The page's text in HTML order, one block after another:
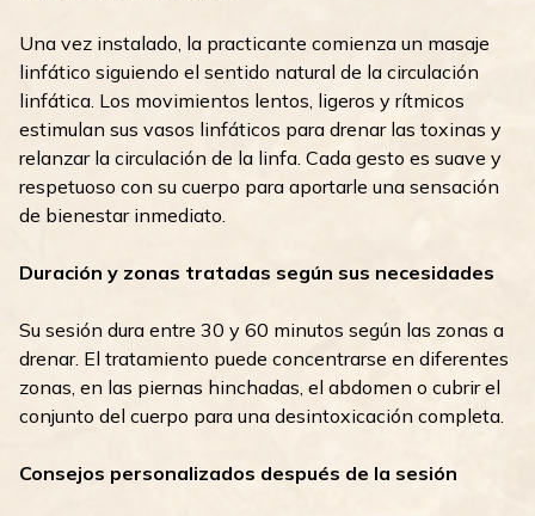
Una vez instalado, la practicante comienza un masaje
linfático siguiendo el sentido natural de la circulación
linfática. Los movimientos lentos, ligeros y rítmicos
estimulan sus vasos linfáticos para drenar las toxinas y
relanzar la circulación de la linfa. Cada gesto es suave y
respetuoso con su cuerpo para aportarle una sensación
de bienestar inmediato.
Duración y zonas tratadas según sus necesidades
Su sesión dura entre 30 y 60 minutos según las zonas a
drenar. El tratamiento puede concentrarse en diferentes
zonas, en las piernas hinchadas, el abdomen o cubrir el
conjunto del cuerpo para una desintoxicación completa.
Consejos personalizados después de la sesión